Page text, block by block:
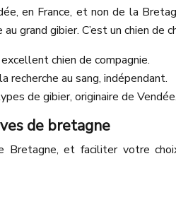
en France, et non de la
grand gibier. C’est un chien de
chien de compagnie.
au sang, indépendant.
de gibier, originaire de Vendée.
de bretagne
et faciliter votre